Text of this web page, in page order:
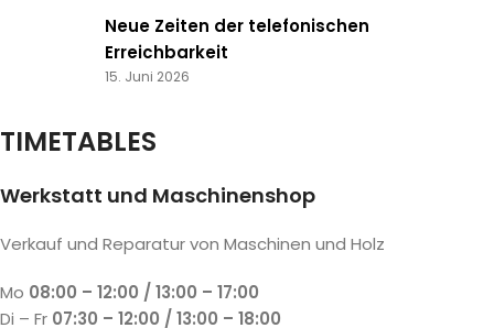
Neue Zeiten der telefonischen
Erreichbarkeit
15. Juni 2026
TIMETABLES
Werkstatt und Maschinenshop
Verkauf und Reparatur von Maschinen und Holz
Mo 08:00 – 12:00 / 13:00 – 17:00
Di – Fr 07:30 – 12:00 / 13:00 – 18:00